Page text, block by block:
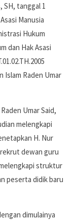
tanggal 1
Manusia
Hukum
dan Hak Asasi
Islam Raden Umar
Umar Said,
melengkapi
H. Nur
dewan guru
struktur
peserta didik baru
dimulainya